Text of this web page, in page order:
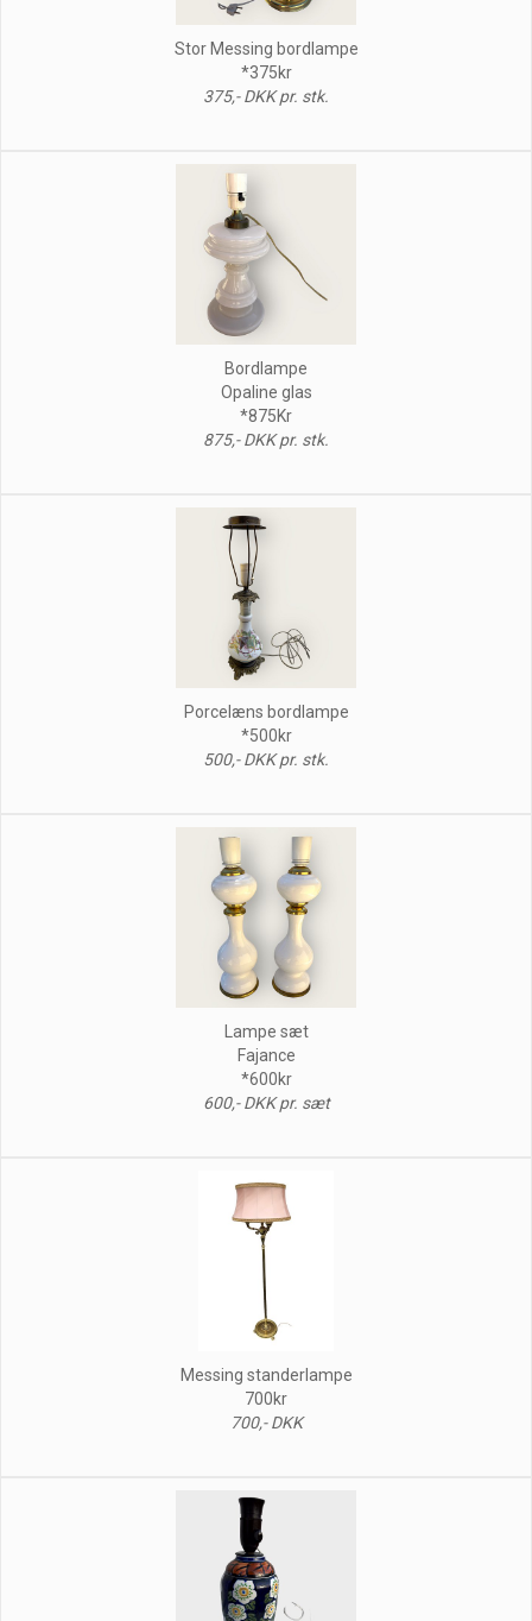
Stor Messing bordlampe
*375kr
375,- DKK pr. stk.
Bordlampe
Opaline glas
*875Kr
875,- DKK pr. stk.
Porcelæns bordlampe
*500kr
500,- DKK pr. stk.
Lampe sæt
Fajance
*600kr
600,- DKK pr. sæt
Messing standerlampe
700kr
700,- DKK